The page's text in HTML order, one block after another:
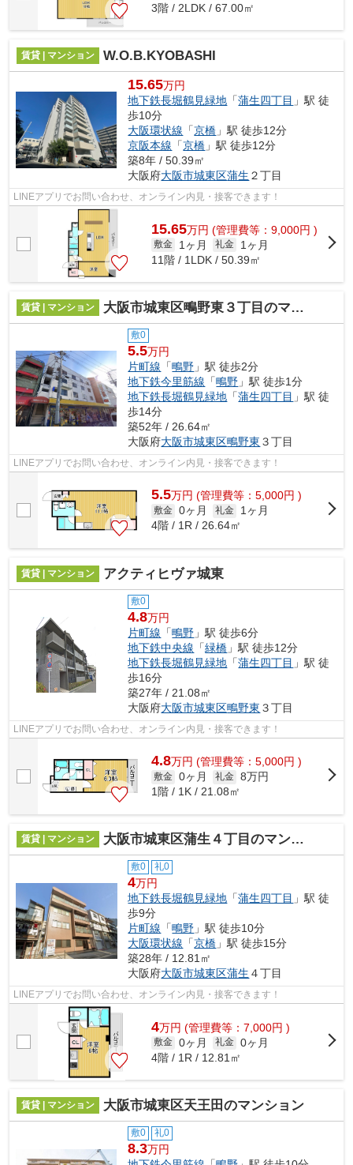
3階 / 2LDK / 67.00㎡
賃貸 | マンション W.O.B.KYOBASHI
15.65万円
地下鉄長堀鶴見緑地 「蒲生四丁目 」駅 徒
歩10分
大阪環状線 「京橋 」駅 徒歩12分
京阪本線 「京橋 」駅 徒歩12分
築8年 / 50.39㎡
大阪府大阪市城東区蒲生 ２丁目
LINEアプリでお問い合わせ、オンライン内見・接客できます！
15.65万円 (管理費等：9,000円 )
敷金 1ヶ月 礼金
1ヶ月
11階 / 1LDK / 50.39㎡
賃貸 | マンション 大阪市城東区鴫野東３丁目のマンション
敷0
5.5万円
片町線 「鴫野 」駅 徒歩2分
地下鉄今里筋線 「鴫野 」駅 徒歩1分
地下鉄長堀鶴見緑地 「蒲生四丁目 」駅 徒
歩14分
築52年 / 26.64㎡
大阪府大阪市城東区鴫野東 ３丁目
LINEアプリでお問い合わせ、オンライン内見・接客できます！
5.5万円 (管理費等：5,000円 )
敷金 0ヶ月 礼金
1ヶ月
4階 / 1R / 26.64㎡
賃貸 | マンション アクティヒヴァ城東
敷0
4.8万円
片町線 「鴫野 」駅 徒歩6分
地下鉄中央線 「緑橋 」駅 徒歩12分
地下鉄長堀鶴見緑地 「蒲生四丁目 」駅 徒
歩16分
築27年 / 21.08㎡
大阪府大阪市城東区鴫野東 ３丁目
LINEアプリでお問い合わせ、オンライン内見・接客できます！
4.8万円 (管理費等：5,000円 )
敷金 0ヶ月 礼金 8万円
1階 / 1K / 21.08㎡
賃貸 | マンション 大阪市城東区蒲生４丁目のマンション
敷0 礼0
4万円
地下鉄長堀鶴見緑地 「蒲生四丁目 」駅 徒
歩9分
片町線 「鴫野 」駅 徒歩10分
大阪環状線 「京橋 」駅 徒歩15分
築28年 / 12.81㎡
大阪府大阪市城東区蒲生 ４丁目
LINEアプリでお問い合わせ、オンライン内見・接客できます！
4万円 (管理費等：7,000円 )
敷金 0ヶ月 礼金 0ヶ月
4階 / 1R / 12.81㎡
賃貸 | マンション 大阪市城東区天王田のマンション
敷0 礼0
8.3万円